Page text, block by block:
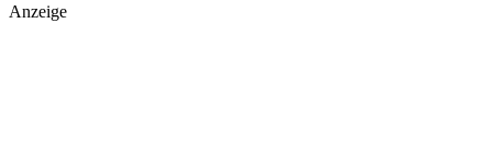
Anzeige